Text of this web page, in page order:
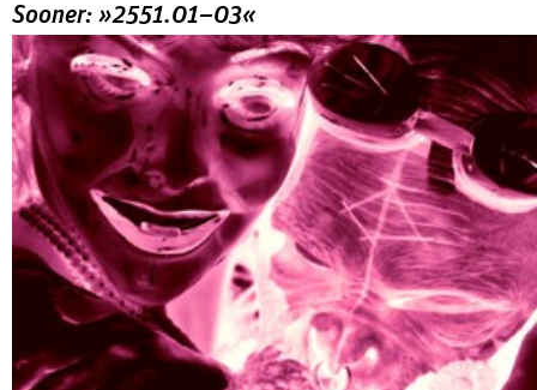
Sooner: »2551.01–03«